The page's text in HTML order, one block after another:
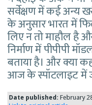
सर्वेक्षण में कई अन्य
के अनुसार भारत में
लिए न तो माहौल है
निर्माण में पीपीपी
बताया है। और क्या
आज के स्पॉटलाइट में
Date published: February